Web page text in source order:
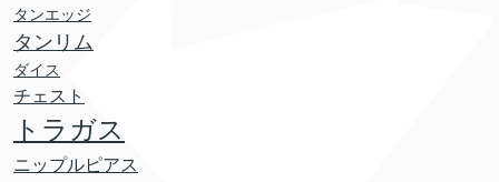
タンエッジ
タンリム
ダイス
チェスト
トラガス
ニップルピアス